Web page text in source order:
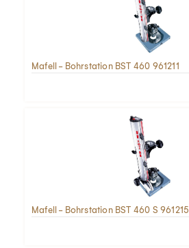
Mafell - Bohrstation BST 460 961211
Mafell - Bohrstation BST 460 S 961215